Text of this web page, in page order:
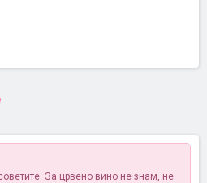
За црвено вино не знам, не